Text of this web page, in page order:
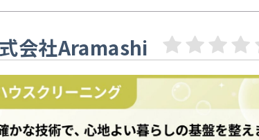
会社Aramashi